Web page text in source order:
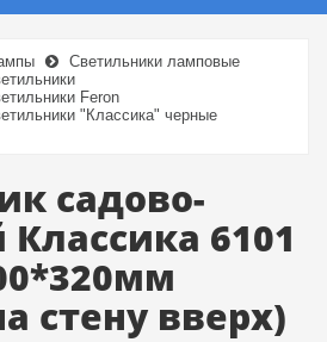
Светильники ламповые
Feron
"Классика" черные
садово-
6101
стену вверх)